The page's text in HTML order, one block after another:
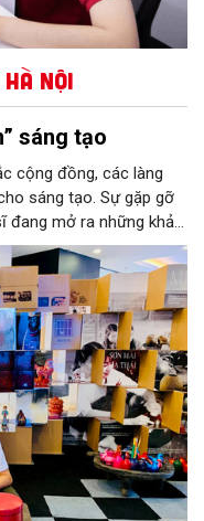
Nội
sáng tạo
cộng đồng, các làng
sáng tạo. Sự gặp gỡ
đang mở ra những khả
đại trên nền tảng di
hứng ấy, Hà Nội đang
thủ công, biến vốn cổ